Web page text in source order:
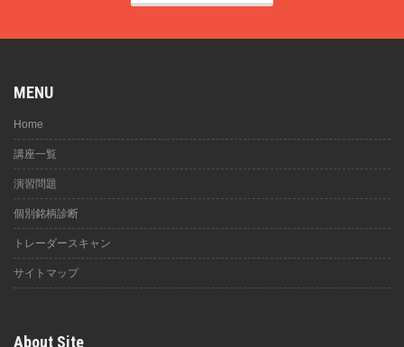
MENU
Home
講座一覧
演習問題
個別銘柄診断
トレーダースキャン
サイトマップ
About Site